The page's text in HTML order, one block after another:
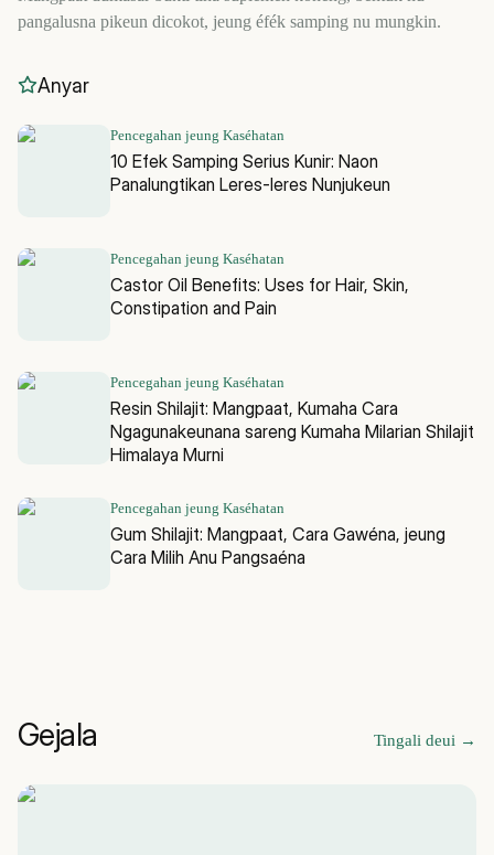
pangalusna pikeun dicokot, jeung éfék samping nu mungkin.
Anyar
Pencegahan jeung Kaséhatan
10 Efek Samping Serius Kunir: Naon
Panalungtikan Leres-leres Nunjukeun
Pencegahan jeung Kaséhatan
Castor Oil Benefits: Uses for Hair, Skin,
Constipation and Pain
Pencegahan jeung Kaséhatan
Resin Shilajit: Mangpaat, Kumaha Cara
Ngagunakeunana sareng Kumaha Milarian Shilajit
Himalaya Murni
Pencegahan jeung Kaséhatan
Gum Shilajit: Mangpaat, Cara Gawéna, jeung
Cara Milih Anu Pangsaéna
Gejala Tingali deui →